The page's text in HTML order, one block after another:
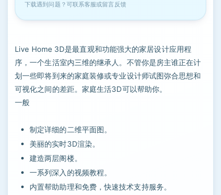
下载遇到问题？可联系客服或留言反馈
Live Home 3D是最直观和功能强大的家居设计应用程
序，一个生活室内三维的继承人。不管你是房主谁正在计
划一些即将到来的家庭装修或专业设计师试图弥合思想和
可视化之间的差距。家庭生活3D可以帮助你。
一般
制定详细的二维平面图。
美丽的实时3D渲染。
建造两层阁楼。
一系列深入的视频教程。
内置帮助助理和免费，快速技术支持服务。